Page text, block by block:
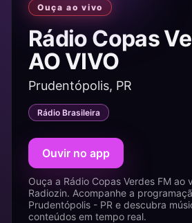
Ouça ao vivo
Rádio Copas
AO VIVO
Prudentópolis, PR
Rádio Brasileira
Ouvir no app
Ouça a Rádio Copas Verdes FM ao
Radiozin. Acompanhe a
Prudentópolis - PR e descubra
conteúdos em tempo real.